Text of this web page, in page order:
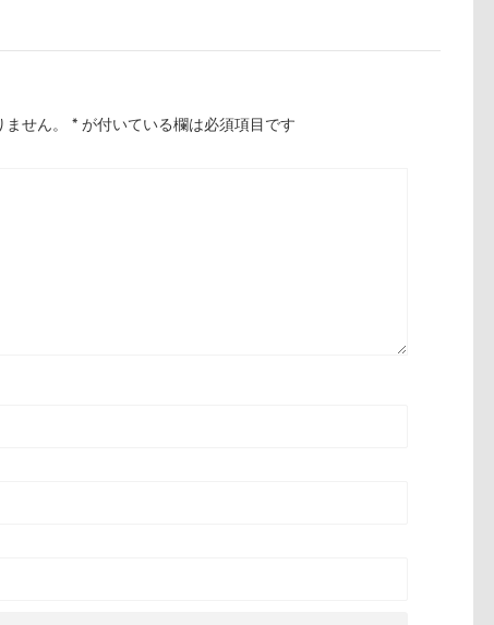
せん。 * が付いている欄は必須項目です